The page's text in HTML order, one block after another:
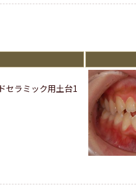
セラミック用土台1